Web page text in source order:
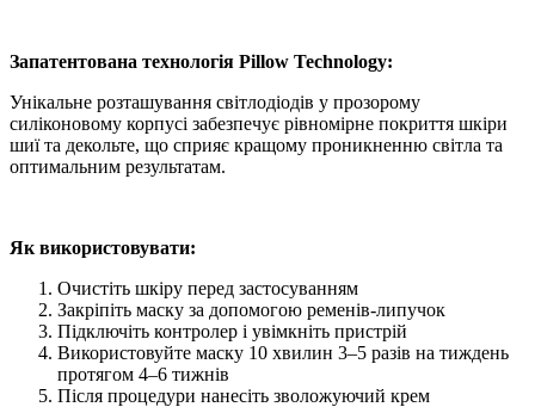
Запатентована технологія Pillow Technology:
Унікальне розташування світлодіодів у прозорому
силіконовому корпусі забезпечує рівномірне покриття шкіри
шиї та декольте, що сприяє кращому проникненню світла та
оптимальним результатам.
Як використовувати:
Очистіть шкіру перед застосуванням
Закріпіть маску за допомогою ременів-липучок
Підключіть контролер і увімкніть пристрій
Використовуйте маску 10 хвилин 3–5 разів на тиждень
протягом 4–6 тижнів
Після процедури нанесіть зволожуючий крем